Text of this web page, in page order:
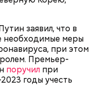
заявил, что в
необходимые меры
при этом
Премьер-
поручил при
годы учесть
погоде, о
«Кто Николая
святой Николай